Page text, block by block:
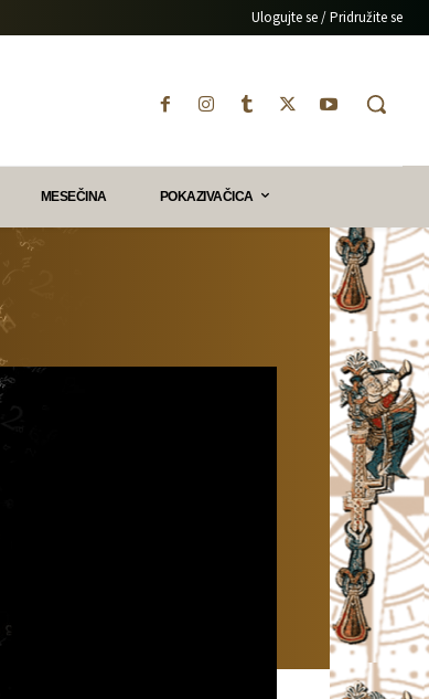
Ulogujte se / Pridružite se
MESEČINA POKAZIVAČICA